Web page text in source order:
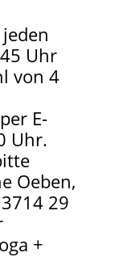
Uhr
von 4
E-
Uhr.
Oeben,
29​
+